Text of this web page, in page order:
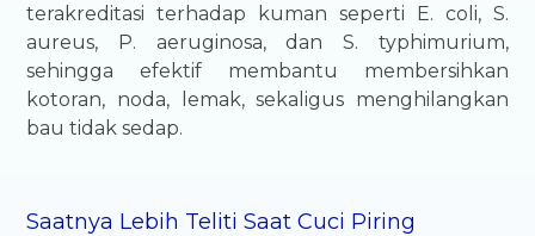
terakreditasi terhadap kuman seperti E. coli, S.
aureus, P. aeruginosa, dan S. typhimurium,
sehingga efektif membantu membersihkan
kotoran, noda, lemak, sekaligus menghilangkan
bau tidak sedap.
Saatnya Lebih Teliti Saat Cuci Piring